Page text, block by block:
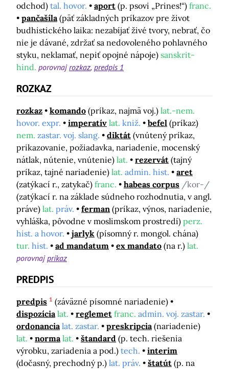
odchod) tal. hovor. aport (p. psovi „Prines!“) franc.
pančašíla (päť základných príkazov pre život
budhistického laika: nezabíjať živé tvory, nebrať, čo
nie je dávané, zdržať sa nedovoleného pohlavného
styku, neklamať, nepiť opojné nápoje) sanskrit-
hind. porovnajrozkaz predpis 1
ROZKAZ
rozkaz komando (príkaz, najmä voj.) lat.-nem.
hovor. expr.
imperatív lat. kniž. befel (príkaz)
nem. zastar. voj. slang. diktát (vnútený príkaz,
prikazovanie, požiadavka, nariadenie, mocenský
nátlak, nútenie, vnútenie) lat. rezervát (tajný
príkaz, tajné nariadenie) lat. admin. hist.
aret
(zatýkací r., zatykač) franc. habeas corpus /kor-/
(zatýkací r. na základe súdneho rozhodnutia, v angl.
práve) lat. práv. ferman (príkaz, výnos, nariadenie,
vyhláška, pôvodne v moslimskom prostredí) perz.
hist. a hovor.
jarlyk (písomný r. mongol. chána)
tur. hist. ad mandatum ex mandato (na r.) lat.
porovnajpríkaz
PREDPIS
predpis 1 (záväzné písomné nariadenie)
dispozícia lat. reglemet franc. admin. voj. zastar.
ordonancia lat. zastar. preskripcia (nariadenie)
lat.
norma lat. štandard (p. tech. riešenia
výrobku, zariadenia a pod.) tech.
interim
(dočasný, prechodný p.) lat. práv. štatút (p. na